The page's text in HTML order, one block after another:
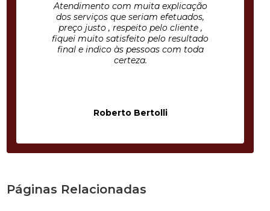
Atendimento com muita explicação
dos serviços que seriam efetuados,
preço justo , respeito pelo cliente ,
fiquei muito satisfeito pelo resultado
final e indico às pessoas com toda
certeza.
Roberto Bertolli
Páginas Relacionadas